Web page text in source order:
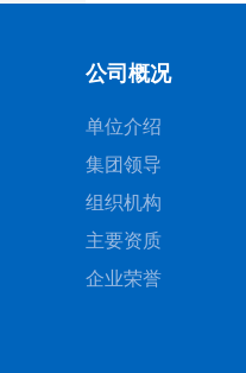
公司概况
单位介绍
集团领导
组织机构
主要资质
企业荣誉